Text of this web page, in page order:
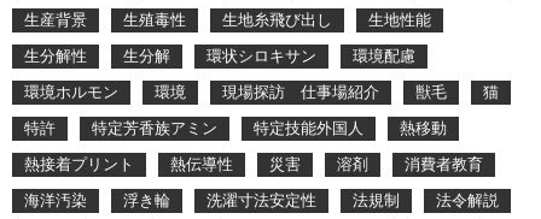
生産背景
生殖毒性 生地糸飛び出し
生地性能
生分解性
生分解 環状シロキサン
環境配慮
環境ホルモン
環境 現場探訪 仕事場紹介 獣毛
猫
特許
特定芳香族アミン 特定技能外国人
熱移動
熱接着プリント
熱伝導性 災害 溶剤
消費者教育
海洋汚染
浮き輪 洗濯寸法安定性 法規制
法令解説